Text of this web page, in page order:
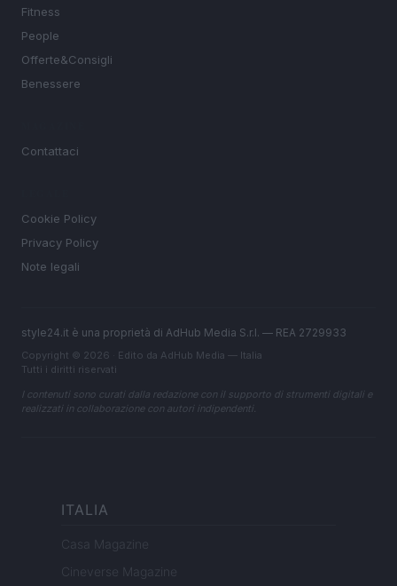
Fitness
People
Offerte&Consigli
Benessere
Contattaci
Cookie Policy
Privacy Policy
Note legali
style24.it è una proprietà di AdHub Media S.r.l. — REA 2729933
Copyright © 2026 · Edito da AdHub Media — Italia
Tutti i diritti riservati
I contenuti sono curati dalla redazione con il supporto di strumenti digitali e
realizzati in collaborazione con autori indipendenti.
ITALIA
Casa Magazine
Cineverse Magazine